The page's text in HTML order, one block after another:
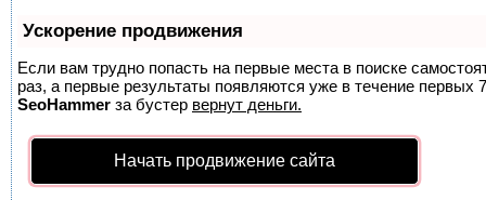
Ускорение продвижения
Если вам трудно попасть на первые места в поиске
раз, а первые результаты появляются уже в течение первых
SeoHammer за бустер вернут деньги.
Начать продвижение сайта